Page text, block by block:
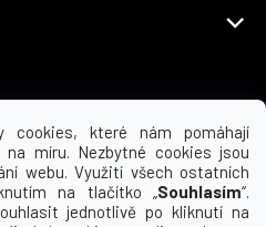
cookies, které nám pomáhají
míru. Nezbytné cookies jsou
webu. Využití všech ostatních
na tlačítko „Souhlasím“.
jednotlivě po kliknutí na
dopravy